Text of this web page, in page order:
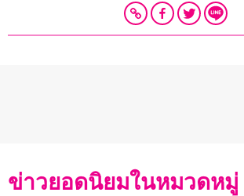
ข่าวยอดนิยมในหมวดหมู่